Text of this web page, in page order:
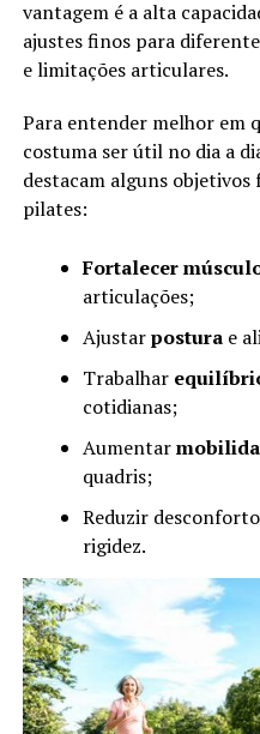
vantagem é a alta
ajustes finos para
e limitações articulares.
Para entender melhor em
costuma ser útil no dia a
destacam alguns objetivos
pilates:
Fortalecer
articulações;
Ajustarposturae
Trabalhar
cotidianas;
Aumentar
quadris;
Reduzir
rigidez.